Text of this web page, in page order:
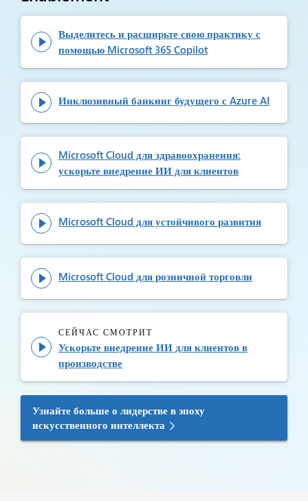

Выделитесь и расширьте свою практику с
помощью Microsoft 365 Copilot
 Инклюзивный банкинг будущего с Azure AI

Microsoft Cloud для здравоохранения:
ускорьте внедрение ИИ для клиентов
 Microsoft Cloud для устойчивого развития
 Microsoft Cloud для розничной торговли

СЕЙЧАС СМОТРИТ
Ускорьте внедрение ИИ для клиентов в
производстве
Узнайте больше о лидерстве в эпоху
искусственного интеллекта